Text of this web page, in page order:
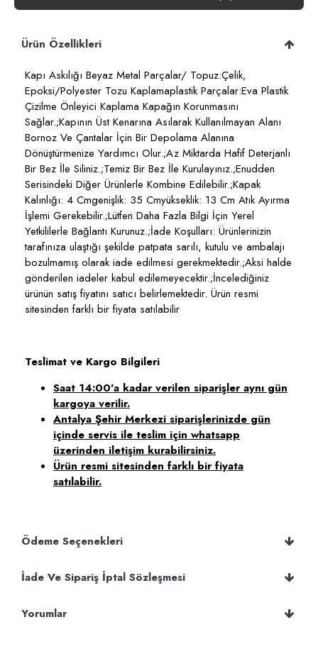
Ürün Özellikleri
Kapı Askılığı Beyaz Metal Parçalar/ Topuz:Çelik,
Epoksi/Polyester Tozu Kaplamaplastik Parçalar:Eva Plastik
Çizilme Önleyici Kaplama Kapağın Korunmasını
Sağlar.;Kapının Üst Kenarına Asılarak Kullanılmayan Alanı
Bornoz Ve Çantalar İçin Bir Depolama Alanına
Dönüştürmenize Yardımcı Olur.;Az Miktarda Hafif Deterjanlı
Bir Bez İle Siliniz.;Temiz Bir Bez İle Kurulayınız.;Enudden
Serisindeki Diğer Ürünlerle Kombine Edilebilir.;Kapak
Kalınlığı: 4 Cmgenişlik: 35 Cmyükseklik: 13 Cm Atık Ayırma
İşlemi Gerekebilir.;Lütfen Daha Fazla Bilgi İçin Yerel
Yetkililerle Bağlantı Kurunuz.;İade Koşulları: Ürünlerinizin
tarafınıza ulaştığı şekilde patpata sarılı, kutulu ve ambalajı
bozulmamış olarak iade edilmesi gerekmektedir.;Aksi halde
gönderilen iadeler kabul edilemeyecektir.;İncelediğiniz
ürünün satış fiyatını satıcı belirlemektedir. Ürün resmi
sitesinden farklı bir fiyata satılabilir
Teslimat ve Kargo Bilgileri
Saat 14:00'a kadar verilen siparişler aynı gün
kargoya verilir.
Antalya Şehir Merkezi siparişlerinizde gün
içinde servis ile teslim için whatsapp
üzerinden iletişim kurabilirsiniz.
Ürün resmi sitesinden farklı bir fiyata
satılabilir.
Ödeme Seçenekleri
İade Ve Sipariş İptal Sözleşmesi
Yorumlar